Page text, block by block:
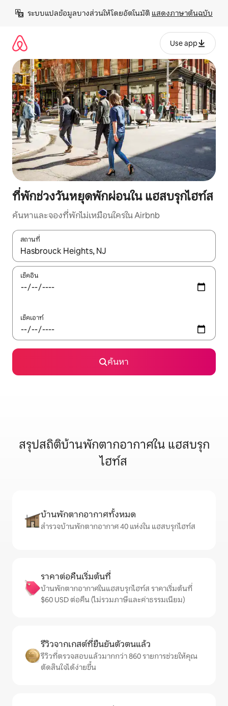
เนื้อหา
ระบบแปลข้อมูลบางส่วนให้โดยอัตโนมัติ แสดงภาษาต้นฉบับ
Use app
ที่พักช่วงวันหยุดพักผ่อนใน แฮสบรุกไฮท์ส
ค้นหาและจองที่พักไม่เหมือนใครใน Airbnb
สถานที่
ใช้ลูกศรขึ้นลง หรือใช้การสัมผัสหรือปัด เพื่อสำรวจผลการค้นหา
เช็คอิน
เช็คเอาท์
ค้นหา
สรุปสถิติบ้านพักตากอากาศใน แฮสบรุก
ไฮท์ส
บ้านพักตากอากาศทั้งหมด
สำรวจบ้านพักตากอากาศ 40 แห่งใน แฮสบรุกไฮท์ส
ราคาต่อคืนเริ่มต้นที่
บ้านพักตากอากาศในแฮสบรุกไฮท์ส ราคาเริ่มต้นที่
$60 USD ต่อคืน (ไม่รวมภาษีและค่าธรรมเนียม)
รีวิวจากเกสต์ที่ยืนยันตัวตนแล้ว
รีวิวที่ตรวจสอบแล้วมากกว่า 860 รายการช่วยให้คุณ
ตัดสินใจได้ง่ายขึ้น